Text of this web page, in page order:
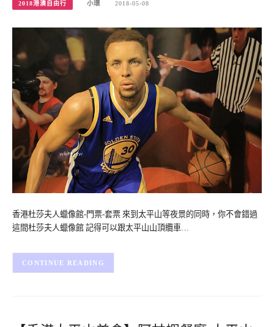
2018港澳自由行 小環 2018-05-08
香港杜莎夫人蠟像館-門票-套票 來到太平山等夜景的同時，你不會錯過
這間杜莎夫人蠟像館 記得可以跟太平山山頂纜車…
CONTINUE READING